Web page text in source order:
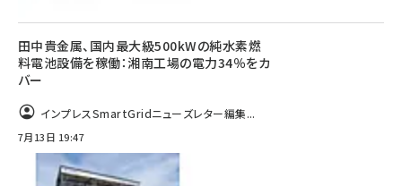
田中貴金属、国内最大級500kWの純水素燃
料電池設備を稼働：湘南工場の電力34％をカ
バー
インプレスSmartGridニューズレター編集...
7月13日 19:47